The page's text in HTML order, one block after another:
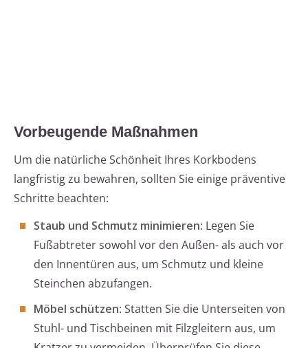
Vorbeugende Maßnahmen
Um die natürliche Schönheit Ihres Korkbodens
langfristig zu bewahren, sollten Sie einige präventive
Schritte beachten:
Staub und Schmutz minimieren: Legen Sie
Fußabtreter sowohl vor den Außen- als auch vor
den Innentüren aus, um Schmutz und kleine
Steinchen abzufangen.
Möbel schützen: Statten Sie die Unterseiten von
Stuhl- und Tischbeinen mit Filzgleitern aus, um